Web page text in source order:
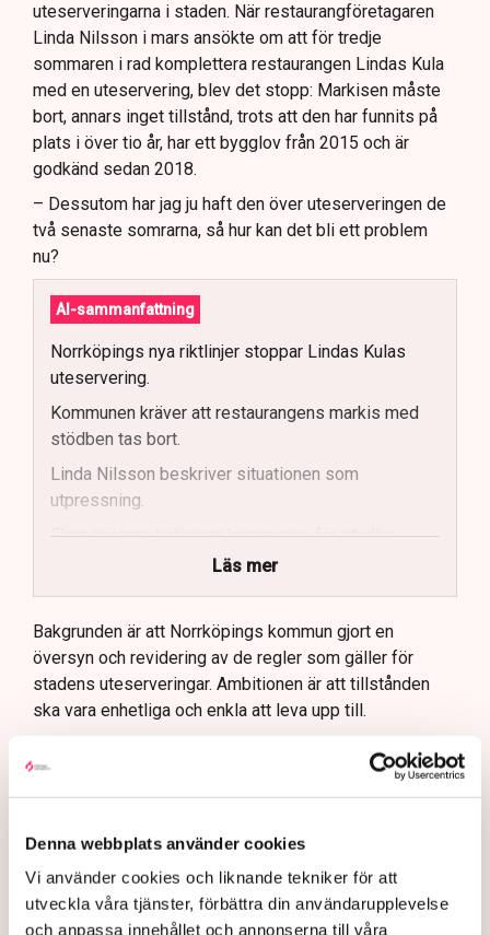
Denna webbplats använder cookies
Vi använder cookies och liknande tekniker för att
utveckla våra tjänster, förbättra din användarupplevelse
och anpassa innehållet och annonserna till våra
uteserveringarna i staden. När restaurangföretagaren
Linda Nilsson i mars ansökte om att för tredje
sommaren i rad komplettera restaurangen Lindas Kula
med en uteservering, blev det stopp: Markisen måste
bort, annars inget tillstånd, trots att den har funnits på
plats i över tio år, har ett bygglov från 2015 och är
godkänd sedan 2018.
– Dessutom har jag ju haft den över uteserveringen de
två senaste somrarna, så hur kan det bli ett problem
nu?
AI-sammanfattning
Norrköpings nya riktlinjer stoppar Lindas Kulas
uteservering.
Kommunen kräver att restaurangens markis med
stödben tas bort.
Linda Nilsson beskriver situationen som
utpressning.
Flera krögare kritiserar kommunen för otydlig
Kommunen vill skapa enhetliga regler för
uteserveringar.
Lindas Kula ställer in uteserveringen för
sommaren.
Läs mer
Bakgrunden är att Norrköpings kommun gjort en
översyn och revidering av de regler som gäller för
stadens uteserveringar. Ambitionen är att tillstånden
ska vara enhetliga och enkla att leva upp till.
godtycklighet kring den här branschen, där kommunen
tillåtit vissa krögare att göra saker som andra inte fått
säger Johan Gustafsson, Svenskt Näringslivs
regionchef i Östergötland.
Upprörda företagare